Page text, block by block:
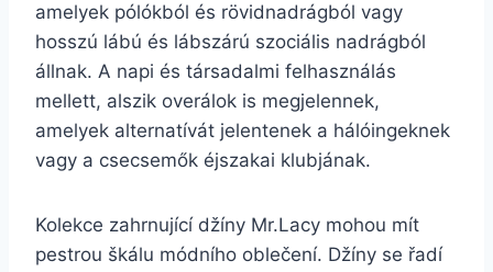
amelyek pólókból és rövidnadrágból vagy
hosszú lábú és lábszárú szociális nadrágból
állnak. A napi és társadalmi felhasználás
mellett, alszik overálok is megjelennek,
amelyek alternatívát jelentenek a hálóingeknek
vagy a csecsemők éjszakai klubjának.
Kolekce zahrnující džíny Mr.Lacy mohou mít
pestrou škálu módního oblečení. Džíny se řadí